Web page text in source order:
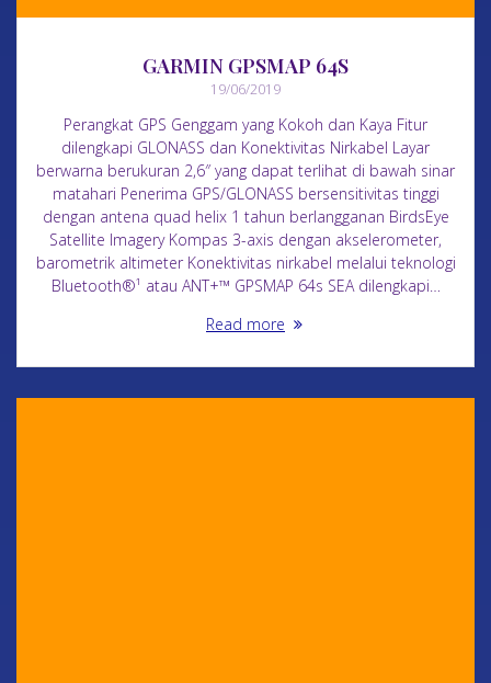
GARMIN GPSMAP 64S
19/06/2019
Perangkat GPS Genggam yang Kokoh dan Kaya Fitur
dilengkapi GLONASS dan Konektivitas Nirkabel Layar
berwarna berukuran 2,6″ yang dapat terlihat di bawah sinar
matahari Penerima GPS/GLONASS bersensitivitas tinggi
dengan antena quad helix 1 tahun berlangganan BirdsEye
Satellite Imagery Kompas 3-axis dengan akselerometer,
barometrik altimeter Konektivitas nirkabel melalui teknologi
Bluetooth®¹ atau ANT+™ GPSMAP 64s SEA dilengkapi…
Read more